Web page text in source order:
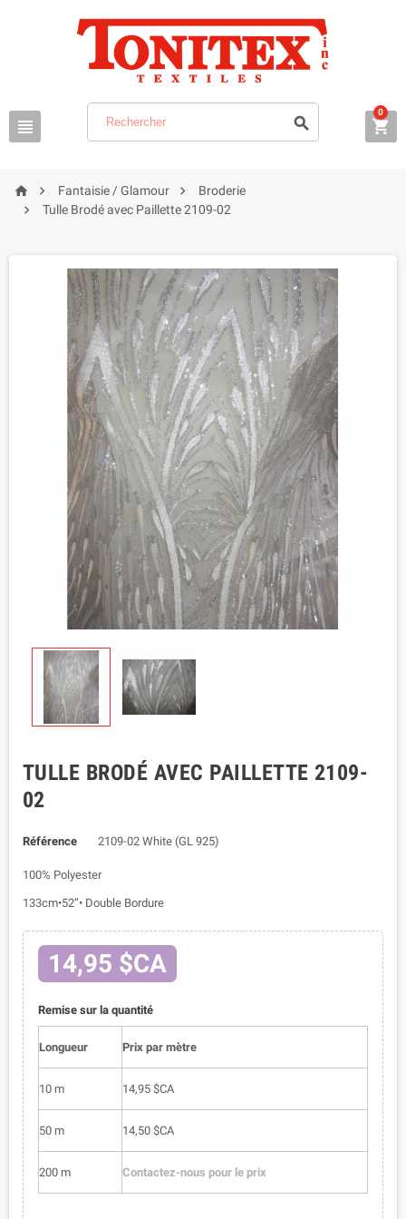
  
0
  Fantaisie / Glamour  Broderie
 Tulle Brodé avec Paillette 2109-02
TULLE BRODÉ AVEC PAILLETTE 2109-
02
Référence 2109-02 White (GL 925)
100% Polyester
133cm•52”• Double Bordure
14,95 $CA
Remise sur la quantité
Longueur Prix par mètre
10 m 14,95 $CA
50 m 14,50 $CA
200 m Contactez-nous pour le prix